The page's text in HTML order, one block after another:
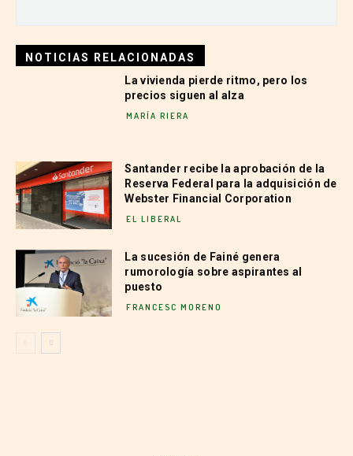
NOTICIAS RELACIONADAS
La vivienda pierde ritmo, pero los
precios siguen al alza
MARÍA RIERA
Santander recibe la aprobación de la
Reserva Federal para la adquisición de
Webster Financial Corporation
EL LIBERAL
La sucesión de Fainé genera
rumorología sobre aspirantes al
puesto
FRANCESC MORENO